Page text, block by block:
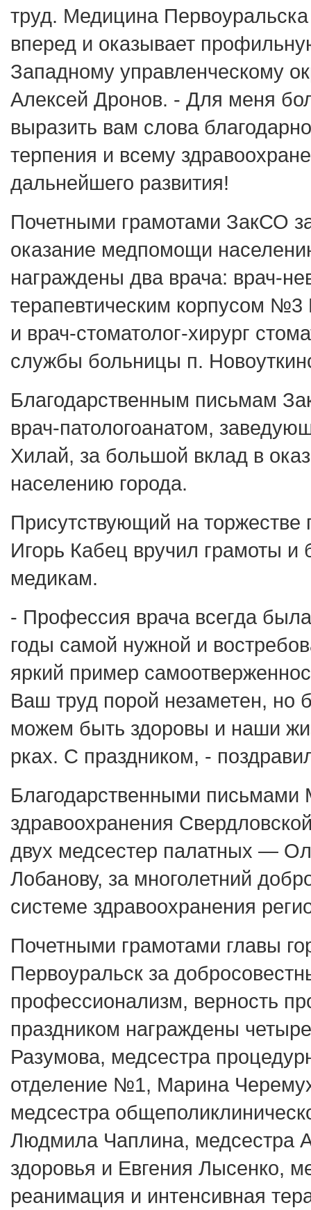
труд. Медицина
вперед и оказывает
Западному управленческому
Алексей Дронов. - Для меня
выразить вам слова
терпения и всему
дальнейшего развития!
Почетными грамотами ЗакСО
оказание медпомощи
награждены два врача: врач-
терапевтическим корпусом №3
и врач-стоматолог-хирург
службы больницы п.
Благодарственным письмам
врач-патологоанатом,
Хилай, за большой вклад в
населению города.
Присутствующий на торжестве
Игорь Кабец вручил грамоты и
медикам.
- Профессия врача всегда
годы самой нужной и
яркий пример
Ваш труд порой незаметен, но
можем быть здоровы и наши
рках. С праздником, -
Благодарственными письмами
здравоохранения
двух медсестер палатных —
Лобанову, за многолетний
системе здравоохранения
Почетными грамотами главы
Первоуральск за
профессионализм, верность
праздником награждены
Разумова, медсестра
отделение №1, Марина
медсестра
Людмила Чаплина, медсестра
здоровья и Евгения Лысенко,
реанимация и интенсивная